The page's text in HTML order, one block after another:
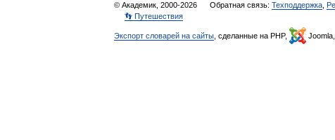
© Академик, 2000-2026 Обратная связь: Техподдержка
👣 Путешествия
Экспорт словарей на сайты , сделанные на PHP, Joomla,